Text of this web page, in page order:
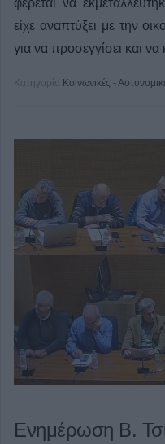
φέρεται να
είχε αναπτύξει με την
για να προσεγγίσει και να
Κατηγορία Κοινωνικές -
Ενημέρωση Β.